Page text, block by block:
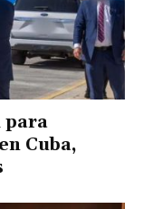
para
Cuba,